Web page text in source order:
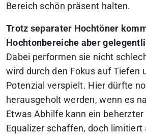
Bereich schön präsent halten.
Trotz separater Hochtöner
Hochtonbereiche aber
Dabei performen sie nicht
wird durch den Fokus auf Tiefen
Potenzial verspielt. Hier dürfte
herausgeholt werden, wenn es
Etwas Abhilfe kann ein beherzter
Equalizer schaffen, doch limitiert